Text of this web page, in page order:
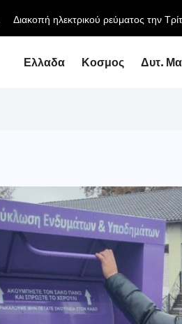
Διακοπή ηλεκτρικού ρεύματος την
Ελλαδα Κοσμος Δυτ.